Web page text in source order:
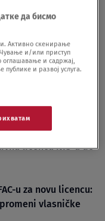
licencu NIS-u do
u za novu licencu:
vlasničke
да бисмо
Активно скенирање
и/или приступ
оглашавање и садржај,
и развој услуга.